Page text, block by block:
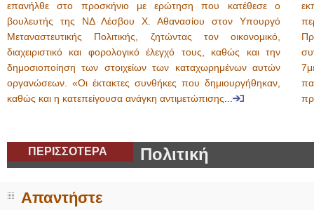
επανήλθε στο προσκήνιο με ερώτηση που κατέθεσε ο
βουλευτής της ΝΔ Λέσβου Χ. Αθανασίου στον Υπουργό
Μεταναστευτικής Πολιτικής, ζητώντας τον οικονομικό,
διαχειριστικό και φορολογικό έλεγχό τους, καθώς και την
δημοσιοποίηση των στοιχείων των καταχωρημένων αυτών
οργανώσεων. «Οι έκτακτες συνθήκες που δημιουργήθηκαν,
καθώς και η κατεπείγουσα ανάγκη αντιμετώπισης...
ΠΕΡΙΣΣΟΤΕΡΑ Πολιτική
Απαντήστε